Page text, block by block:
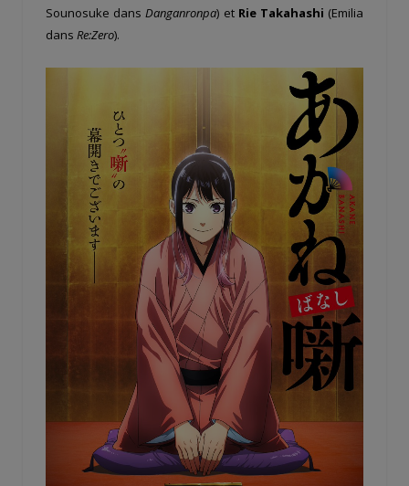
Sounosuke dansDanganronpa) et Rie Takahashi (Emilia
dans Re:Zero).